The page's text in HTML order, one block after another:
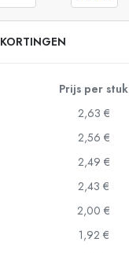
Prijs per stuk
2,63 €
2,56 €
2,49 €
2,43 €
2,00 €
1,92 €